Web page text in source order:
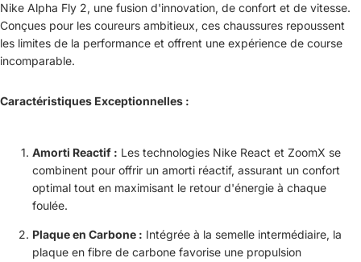
Nike Alpha Fly 2, une fusion d'innovation, de confort et de vitesse.
Conçues pour les coureurs ambitieux, ces chaussures repoussent
les limites de la performance et offrent une expérience de course
incomparable.
Caractéristiques Exceptionnelles :
Amorti Reactif : Les technologies Nike React et ZoomX se
combinent pour offrir un amorti réactif, assurant un confort
optimal tout en maximisant le retour d'énergie à chaque
foulée.
Plaque en Carbone : Intégrée à la semelle intermédiaire, la
plaque en fibre de carbone favorise une propulsion